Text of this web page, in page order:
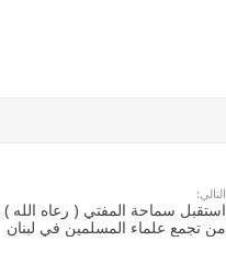
التالي:
استقبل سماحة المفتي ( رعاه الله )
من تجمع علماء المسلمين في لبنان